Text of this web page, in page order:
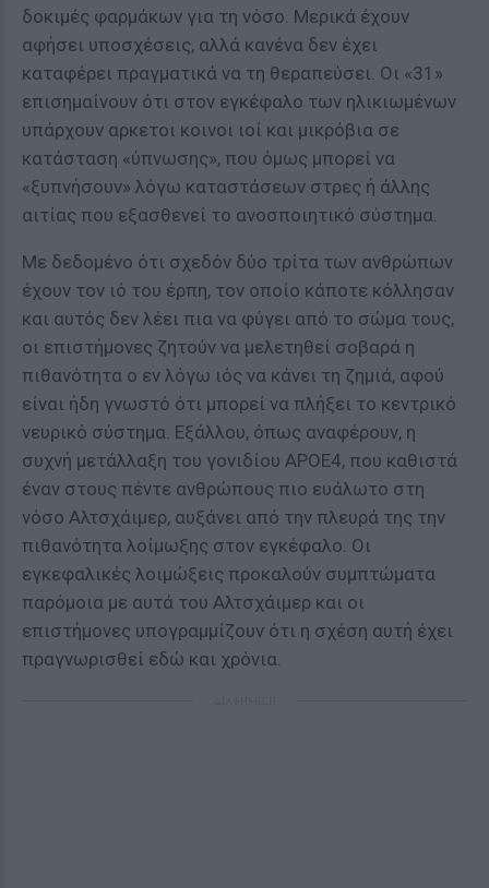
δοκιμές φαρμάκων για τη νόσο. Μερικά έχουν
αφήσει υποσχέσεις, αλλά κανένα δεν έχει
καταφέρει πραγματικά να τη θεραπεύσει. Οι «31»
επισημαίνουν ότι στον εγκέφαλο των ηλικιωμένων
υπάρχουν αρκετοι κοινοι ιοί και μικρόβια σε
κατάσταση «ύπνωσης», που όμως μπορεί να
«ξυπνήσουν» λόγω καταστάσεων στρες ή άλλης
αιτίας που εξασθενεί το ανοσποιητικό σύστημα.
Με δεδομένο ότι σχεδόν δύο τρίτα των ανθρώπων
έχουν τον ιό του έρπη, τον οποίο κάποτε κόλλησαν
και αυτός δεν λέει πια να φύγει από το σώμα τους,
οι επιστήμονες ζητούν να μελετηθεί σοβαρά η
πιθανότητα ο εν λόγω ιός να κάνει τη ζημιά, αφού
είναι ήδη γνωστό ότι μπορεί να πλήξει το κεντρικό
νευρικό σύστημα. Εξάλλου, όπως αναφέρουν, η
συχνή μετάλλαξη του γονιδίου ΑΡΟΕ4, που καθιστά
έναν στους πέντε ανθρώπους πιο ευάλωτο στη
νόσο Αλτσχάιμερ, αυξάνει από την πλευρά της την
πιθανότητα λοίμωξης στον εγκέφαλο. Οι
εγκεφαλικές λοιμώξεις προκαλούν συμπτώματα
παρόμοια με αυτά του Αλτσχάιμερ και οι
επιστήμονες υπογραμμίζουν ότι η σχέση αυτή έχει
πραγνωρισθεί εδώ και χρόνια.